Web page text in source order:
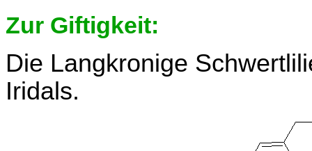
Zur Giftigkeit:
Die Langkronige
Iridals.